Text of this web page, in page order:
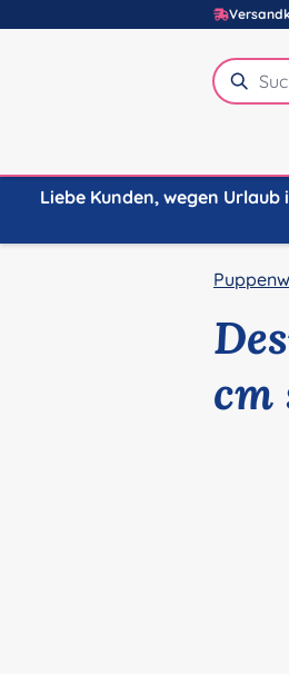
Hauptinhalt springen
Zur Suche springen
Zur Hauptnavigation springen
Liebe Kunden, wegen
cm